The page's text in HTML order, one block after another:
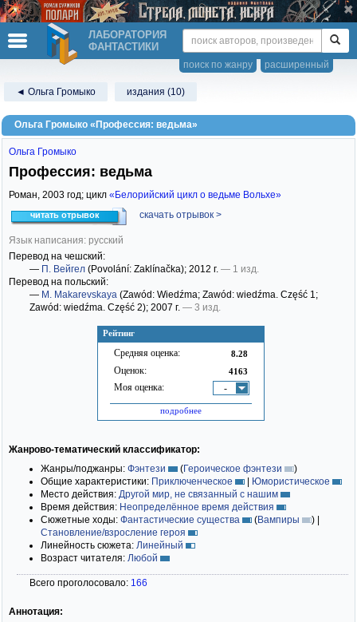
ЛАБОРАТОРИЯ
ФАНТАСТИКИ
расширенный
поиск по жанру
◄ Ольга Громыко издания (10)
Ольга Громыко «Профессия: ведьма»
Рейтинг
Средняя оценка: 8.28
Оценок: 4163
Моя оценка: -
подробнее
Ольга Громыко
Профессия: ведьма
Роман, 2003 год; цикл «Белорийский цикл о ведьме Вольхе»
читать отрывок скачать отрывок >
Язык написания: русский
Перевод на чешский:
— П. Вейгел (Povolání: Zaklínačka); 2012 г. — 1 изд.
Перевод на польский:
— M. Makarevskaya (Zawód: Wiedźma; Zawód: wiedźma. Część 1;
Zawód: wiedźma. Część 2); 2007 г. — 3 изд.
Жанрово-тематический классификатор:
Жанры/поджанры: Фэнтези (Героическое фэнтези
)
Общие характеристики: Приключенческое | Юмористическое
Место действия: Другой мир, не связанный с нашим
Время действия: Неопределённое время действия
Сюжетные ходы: Фантастические существа (Вампиры ) |
Становление/взросление героя
Линейность сюжета: Линейный
Возраст читателя: Любой
Всего проголосовало: 166
Аннотация: